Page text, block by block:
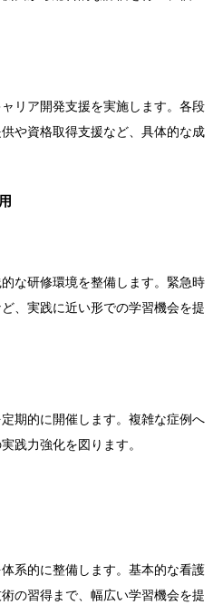
リア開発支援を実施します。各段
や資格取得支援など、具体的な成
な研修環境を整備します。緊急時
、実践に近い形での学習機会を提
期的に開催します。複雑な症例へ
践力強化を図ります。
系的に整備します。基本的な看護
の習得まで、幅広い学習機会を提